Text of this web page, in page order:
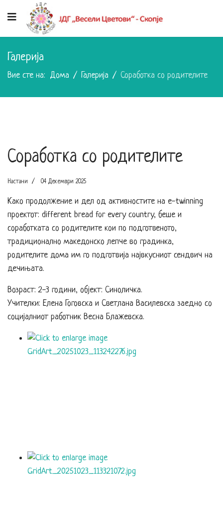
Галерија
Вие сте на: Дома Галерија Соработка со родителите
Соработка со родителите
Настани 04 Декември 2025
Како продолжение и дел од активностите на e-twinning
проектот: different bread for every country, беше и
соработката со родителите кои по подготвеното,
традиционално македонско лепче во градинка,
родителите дома им го подготвија највкусниот сендвич на
дечињата.
Возраст: 2-3 години, објект: Синоличка.
Учителки: Елена Гоговска и Светлана Василевска заедно со
социјалниот работник Весна Блажевска.